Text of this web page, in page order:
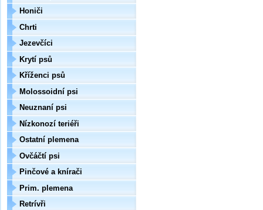
Honiči
Chrti
Jezevčíci
Krytí psů
Kříženci psů
Molossoidní psi
Neuznaní psi
Nízkonozí teriéři
Ostatní plemena
Ovčáčtí psi
Pinčové a knírači
Prim. plemena
Retrívři